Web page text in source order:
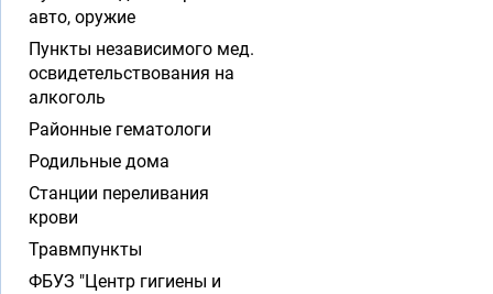
авто, оружие
Пункты независимого мед.
освидетельствования на
алкоголь
Районные гематологи
Родильные дома
Станции переливания
крови
Травмпункты
ФБУЗ "Центр гигиены и